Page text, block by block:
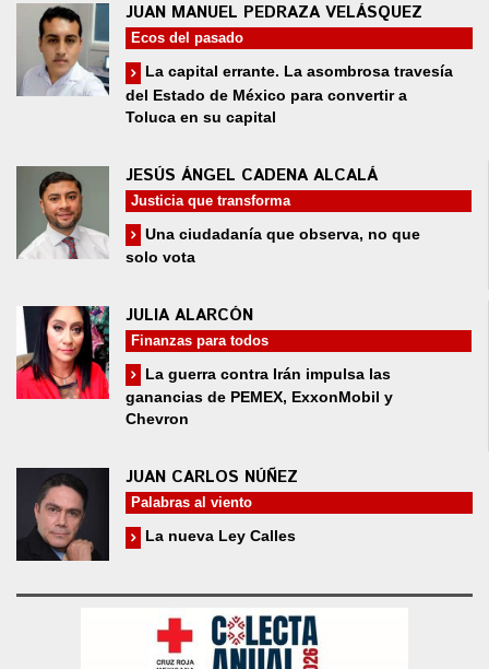
JUAN MANUEL PEDRAZA VELÁSQUEZ
Ecos del pasado
La capital errante. La asombrosa travesía
del Estado de México para convertir a
Toluca en su capital
JESÚS ÁNGEL CADENA ALCALÁ
Justicia que transforma
Una ciudadanía que observa, no que
solo vota
JULIA ALARCÓN
Finanzas para todos
La guerra contra Irán impulsa las
ganancias de PEMEX, ExxonMobil y
Chevron
JUAN CARLOS NÚÑEZ
Palabras al viento
La nueva Ley Calles